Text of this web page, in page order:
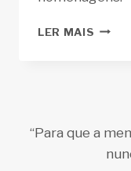
LER MAIS POR
“Para que a